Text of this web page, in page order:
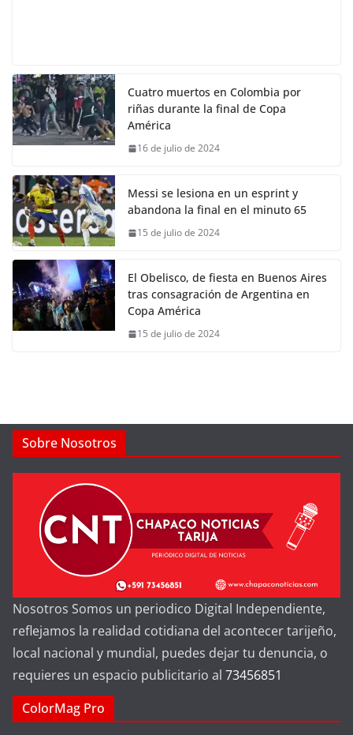
Cuatro muertos en Colombia por
riñas durante la final de Copa
América
16 de julio de 2024
Messi se lesiona en un esprint y
abandona la final en el minuto 65
15 de julio de 2024
El Obelisco, de fiesta en Buenos Aires
tras consagración de Argentina en
Copa América
15 de julio de 2024
Sobre Nosotros
Nosotros Somos un periodico Digital Independiente,
reflejamos la realidad cotidiana del acontecer tarijeño,
local nacional y mundial, puedes dejar tu denuncia, o
requieres un espacio publicitario al 73456851
ColorMag Pro